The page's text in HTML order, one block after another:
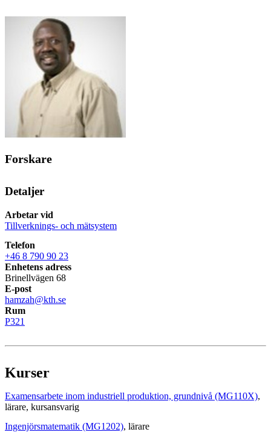
Forskare
Detaljer
Arbetar vid
Tillverknings- och mätsystem
Telefon
+46 8 790 90 23
Enhetens adress
Brinellvägen 68
E-post
hamzah@kth.se
Rum
P321
Kurser
Examensarbete inom industriell produktion, grundnivå (MG110X),
lärare, kursansvarig
Ingenjörsmatematik (MG1202), lärare